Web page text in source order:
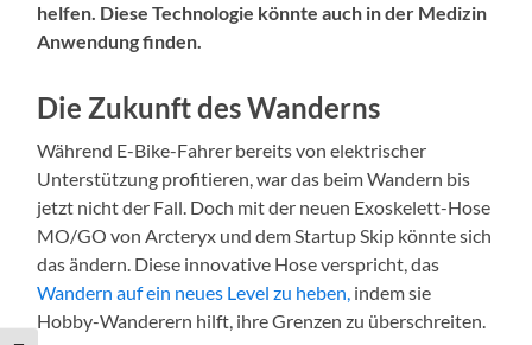
helfen. Diese Technologie könnte auch in der Medizin
Anwendung finden.
Die Zukunft des Wanderns
Während E-Bike-Fahrer bereits von elektrischer
Unterstützung profitieren, war das beim Wandern bis
jetzt nicht der Fall. Doch mit der neuen Exoskelett-Hose
MO/GO von Arcteryx und dem Startup Skip könnte sich
das ändern. Diese innovative Hose verspricht, das
Wandern auf ein neues Level zu heben, indem sie
Hobby-Wanderern hilft, ihre Grenzen zu überschreiten.